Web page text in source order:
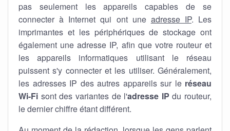
pas seulement les appareils capables de se
connecter à Internet qui ont une adresse IP. Les
imprimantes et les périphériques de stockage ont
également une adresse IP, afin que votre routeur et
les appareils informatiques utilisant le réseau
puissent s'y connecter et les utiliser. Généralement,
les adresses IP des autres appareils sur le réseau
Wi-Fi sont des variantes de l'adresse IP du routeur,
le dernier chiffre étant différent.